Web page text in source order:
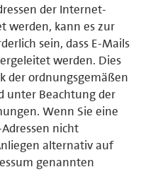
der Internet-
werden, kann es zur
sein, dass E-Mails
werden. Dies
der ordnungsgemäßen
unter Beachtung der
Wenn Sie eine
nicht
alternativ auf
genannten